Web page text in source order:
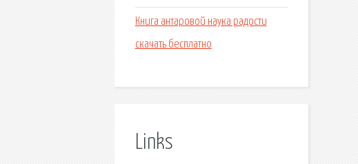
Книга антаровой наука радости
скачать бесплатно
Links